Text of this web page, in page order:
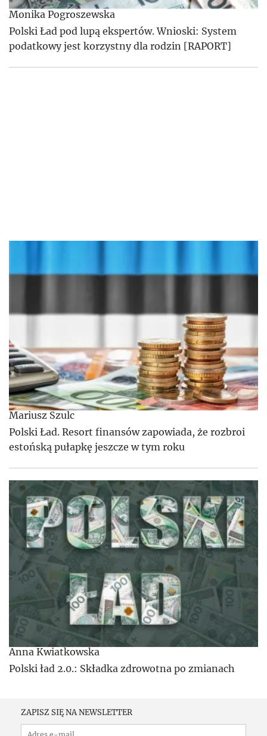
Monika Pogroszewska
Polski Ład pod lupą ekspertów. Wnioski: System
podatkowy jest korzystny dla rodzin [RAPORT]
Mariusz Szulc
Polski Ład. Resort finansów zapowiada, że rozbroi
estońską pułapkę jeszcze w tym roku
Anna Kwiatkowska
Polski ład 2.0.: Składka zdrowotna po zmianach
ZAPISZ SIĘ NA NEWSLETTER